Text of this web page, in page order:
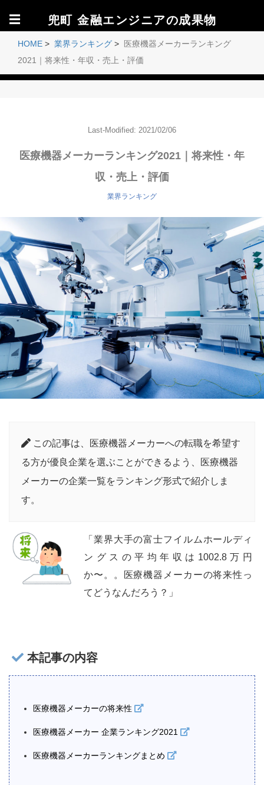
☰ 兜町 金融エンジニアの成果物
HOME > 業界ランキング >
医療機器メーカーランキング
2021｜将来性・年収・売上・評価
Last-Modified: 2021/02/06
医療機器メーカーランキング2021｜将来性・年
収・売上・評価
業界ランキング
この記事は、医療機器メーカーへの転職を希望す
る方が優良企業を選ぶことができるよう、医療機器
メーカーの企業一覧をランキング形式で紹介しま
す。
「業界大手の富士フイルムホールディ
ングスの平均年収は1002.8万円
か〜。。医療機器メーカーの将来性っ
てどうなんだろう？」
本記事の内容
医療機器メーカーの将来性
医療機器メーカー 企業ランキング2021
医療機器メーカーランキングまとめ